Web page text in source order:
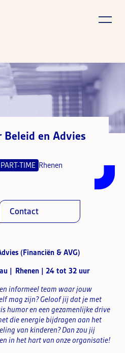
en Advies
PART-TIME Rhenen
Contact
(Financiën & AVG)
| Rhenen | 24 tot 32 uur
informeel team waar jouw
mag zijn? Geloof jij dat je met
humor en een gezamenlijke drive
die energie bijdragen aan het
van kinderen? Dan zou jij
in het hart van onze organisatie!